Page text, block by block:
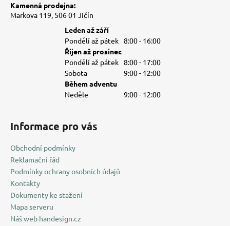
Kamenná prodejna:
Markova 119, 506 01 Jičín
Leden až září
Pondělí až pátek 8:00 - 16:00
Říjen až prosinec
Pondělí až pátek 8:00 - 17:00
Sobota
9:00 - 12:00
Během adventu
Neděle
9:00 - 12:00
Informace pro vás
Obchodní podmínky
Reklamační řád
Podmínky ochrany osobních údajů
Kontakty
Dokumenty ke stažení
Mapa serveru
Náš web handesign.cz